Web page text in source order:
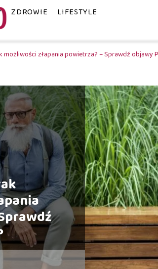
ZDROWIE LIFESTYLE
możliwości złapania powietrza? – Sprawdź objawy